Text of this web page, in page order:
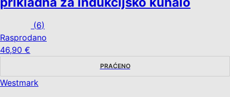
(6)
Rasprodano
46,90 €
PRAĆENO
Westmark